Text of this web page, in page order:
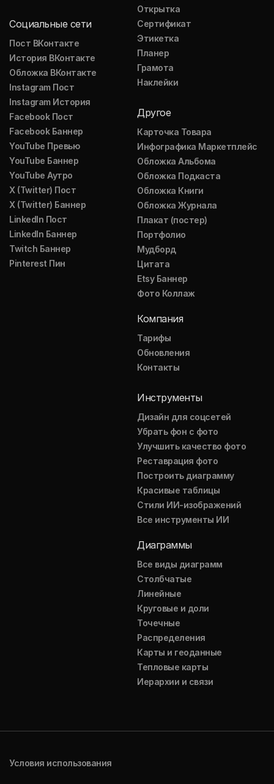
Социальные сети
Пост ВКонтакте
История ВКонтакте
Обложка ВКонтакте
Instagram Пост
Instagram История
Facebook Пост
Facebook Баннер
YouTube Превью
YouTube Баннер
YouTube Аутро
X (Twitter) Пост
X (Twitter) Баннер
LinkedIn Пост
LinkedIn Баннер
Twitch Баннер
Pinterest Пин
Открытка
Сертификат
Этикетка
Планер
Грамота
Наклейки
Другое
Карточка Товара
Инфографика Маркетплейс
Обложка Альбома
Обложка Подкаста
Обложка Книги
Обложка Журнала
Плакат (постер)
Портфолио
Мудборд
Цитата
Etsy Баннер
Фото Коллаж
Компания
Тарифы
Обновления
Контакты
Инструменты
Дизайн для соцсетей
Убрать фон с фото
Улучшить качество фото
Реставрация фото
Построить диаграмму
Красивые таблицы
Стили ИИ-изображений
Все инструменты ИИ
Диаграммы
Все виды диаграмм
Столбчатые
Линейные
Круговые и доли
Точечные
Распределения
Карты и геоданные
Тепловые карты
Иерархии и связи
Условия использования